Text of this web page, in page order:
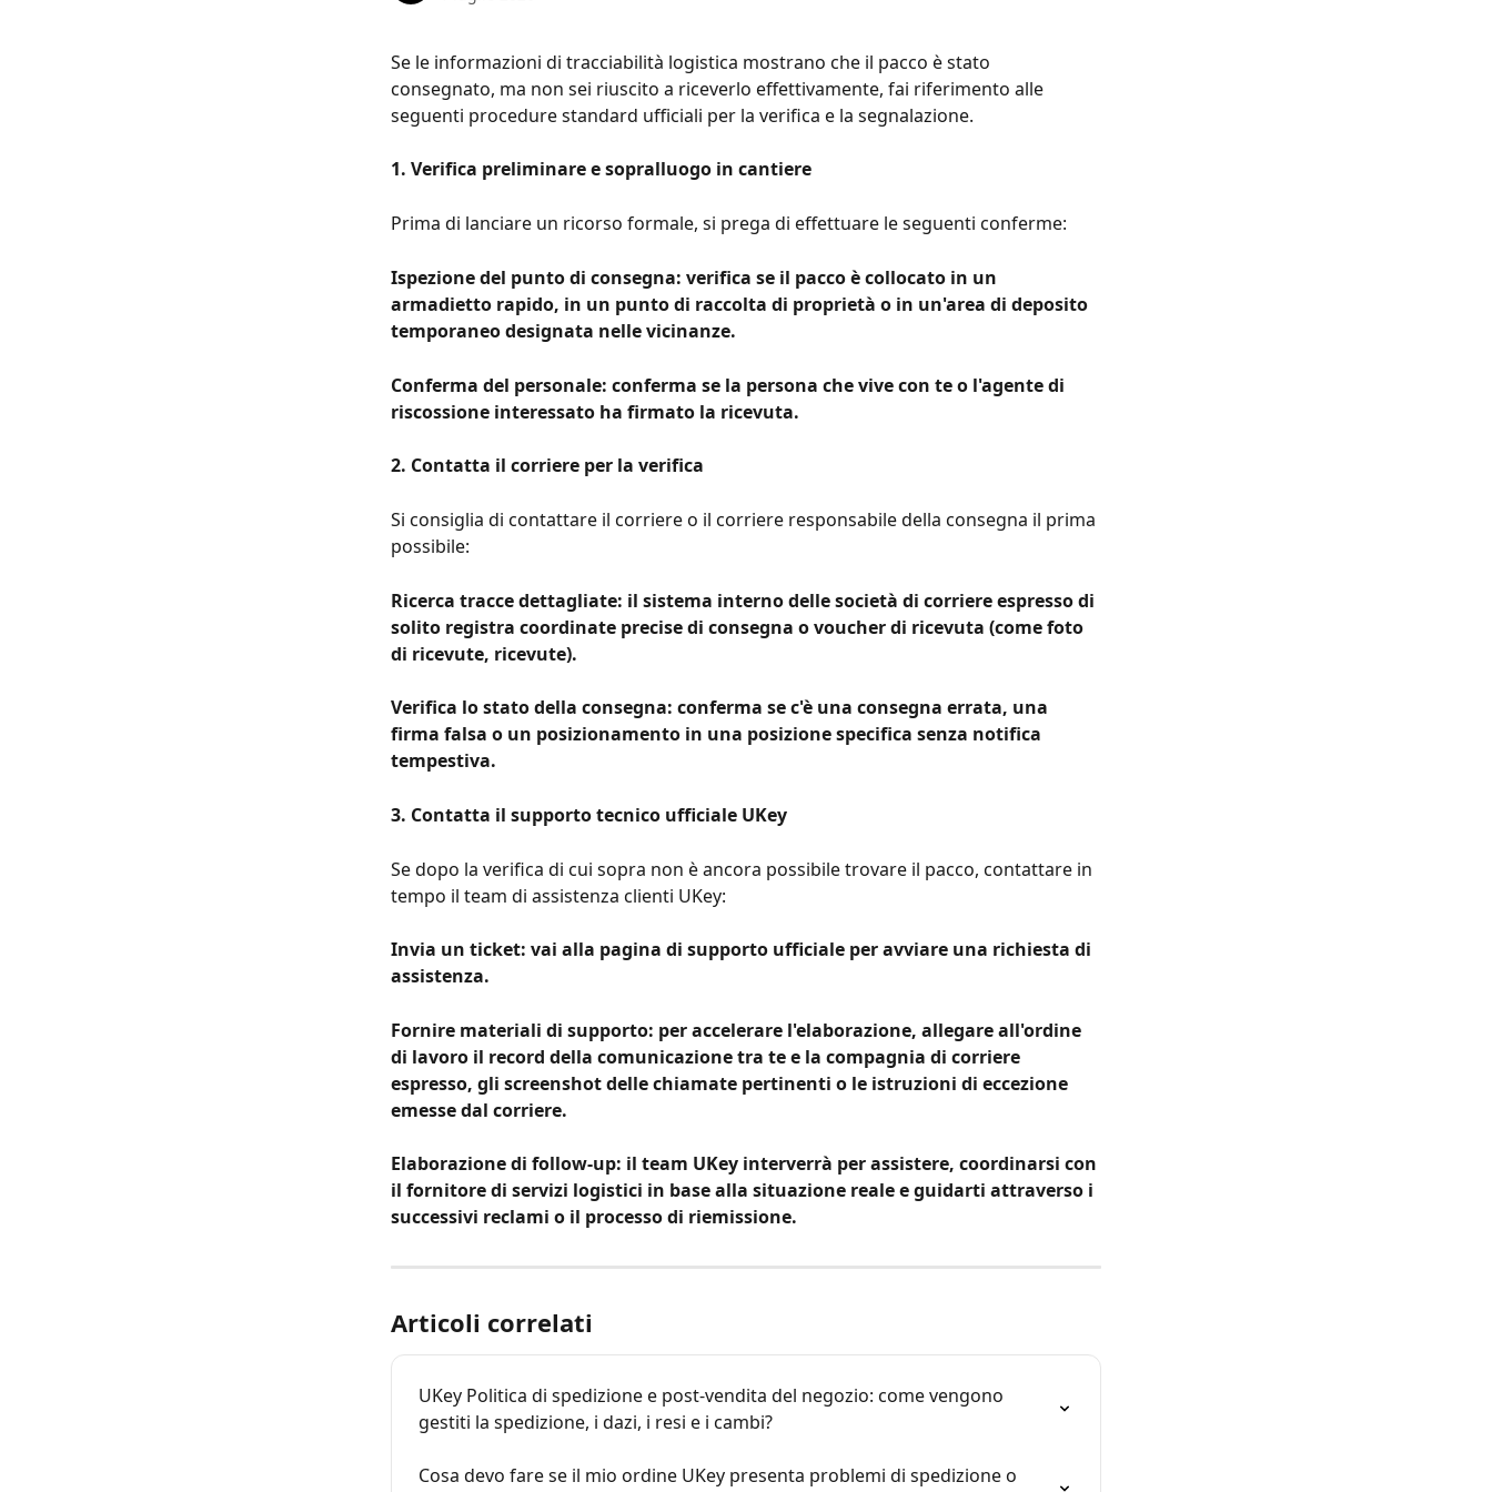
Se le informazioni di tracciabilità logistica mostrano che il pacco è stato
consegnato, ma non sei riuscito a riceverlo effettivamente, fai riferimento alle
seguenti procedure standard ufficiali per la verifica e la segnalazione.
1. Verifica preliminare e sopralluogo in cantiere
Prima di lanciare un ricorso formale, si prega di effettuare le seguenti conferme:
Ispezione del punto di consegna: verifica se il pacco è collocato in un
armadietto rapido, in un punto di raccolta di proprietà o in un'area di deposito
temporaneo designata nelle vicinanze.
Conferma del personale: conferma se la persona che vive con te o l'agente di
riscossione interessato ha firmato la ricevuta.
2. Contatta il corriere per la verifica
Si consiglia di contattare il corriere o il corriere responsabile della consegna il prima
possibile:
Ricerca tracce dettagliate: il sistema interno delle società di corriere espresso di
solito registra coordinate precise di consegna o voucher di ricevuta (come foto
di ricevute, ricevute).
Verifica lo stato della consegna: conferma se c'è una consegna errata, una
firma falsa o un posizionamento in una posizione specifica senza notifica
tempestiva.
3. Contatta il supporto tecnico ufficiale UKey
Se dopo la verifica di cui sopra non è ancora possibile trovare il pacco, contattare in
tempo il team di assistenza clienti UKey:
Invia un ticket: vai alla pagina di supporto ufficiale per avviare una richiesta di
assistenza.
Fornire materiali di supporto: per accelerare l'elaborazione, allegare all'ordine
di lavoro il record della comunicazione tra te e la compagnia di corriere
espresso, gli screenshot delle chiamate pertinenti o le istruzioni di eccezione
emesse dal corriere.
Elaborazione di follow-up: il team UKey interverrà per assistere, coordinarsi con
il fornitore di servizi logistici in base alla situazione reale e guidarti attraverso i
successivi reclami o il processo di riemissione.
Articoli correlati
UKey Politica di spedizione e post-vendita del negozio: come vengono
gestiti la spedizione, i dazi, i resi e i cambi?
Cosa devo fare se il mio ordine UKey presenta problemi di spedizione o